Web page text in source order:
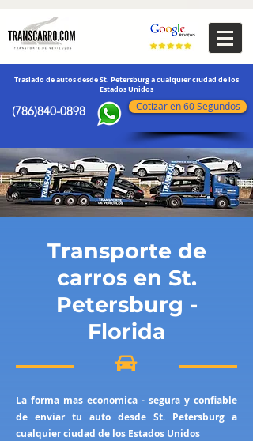
Traslado de autos desde St. Petersburg a cualquier ciudad de los
Estados Unidos
(786)840-0898 Cotizar en 60 Segundos
Transporte de
carros en St.
Petersburg -
Florida
La forma mas economica - segura y confiable
de enviar tu auto desde St. Petersburg a
cualquier ciudad de los Estados Unidos